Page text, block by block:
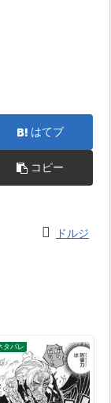
はてブ
コピー
ドルジ
タバレ